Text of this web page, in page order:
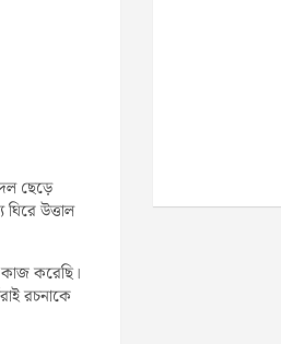
ছেড়ে
উত্তাল
কাজ করেছি।
রচনাকে